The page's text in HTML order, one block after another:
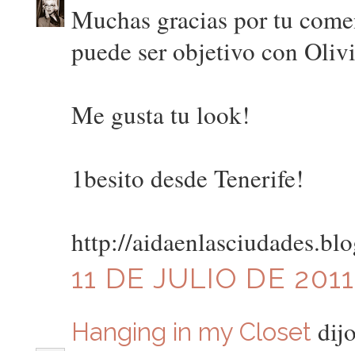
Muchas gracias por tu
puede ser objetivo con
Me gusta tu look!
1besito desde Tenerife!
http://
11 DE JULIO DE
Hanging in my Closet